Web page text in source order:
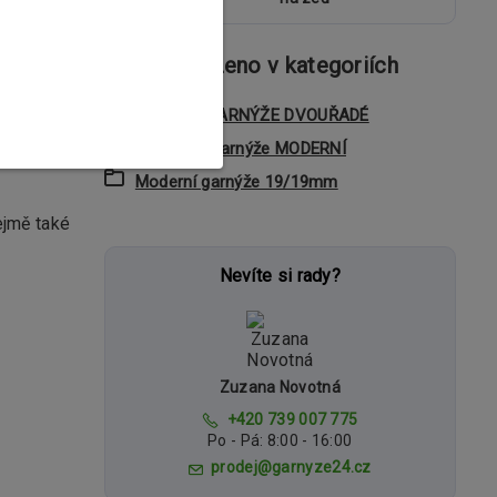
také
Zboží zařazeno v kategoriích
KOVOVÉ GARNÝŽE DVOUŘADÉ
Dvouřadé garnýže MODERNÍ
Moderní garnýže 19/19mm
Nevíte si rady?
Zuzana Novotná
+420 739 007 775
Po - Pá: 8:00 - 16:00
prodej@garnyze24.cz